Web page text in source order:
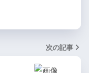
次の記事